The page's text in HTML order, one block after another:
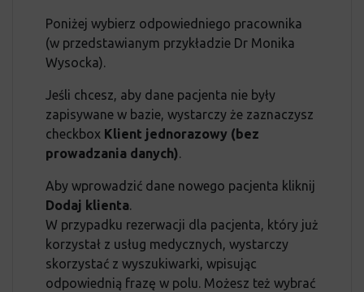
Poniżej wybierz odpowiedniego pracownika
(w przedstawianym przykładzie Dr Monika
Wysocka).
Jeśli chcesz, aby dane pacjenta nie były
zapisywane w bazie, wystarczy że zaznaczysz
checkbox Klient jednorazowy (bez
prowadzania danych).
Aby wprowadzić dane nowego pacjenta kliknij
Dodaj klienta.
W przypadku rezerwacji dla pacjenta, który już
korzystał z usług medycznych, wystarczy
skorzystać z wyszukiwarki, wpisując
odpowiednią frazę w polu. Możesz też wybrać